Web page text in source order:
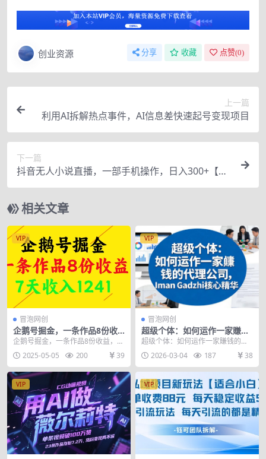
创业资源 分享 收藏 点赞(0)
上一篇
利用AI拆解热点事件，AI信息差快速起号变现项目
下一篇
抖音无人小说直播，一部手机操作，日入300+【揭
秘】
相关文章
VIP
冒泡网创
企鹅号掘金，一条作品8份收
益，7天收入1241
企鹅号掘金，一条作品8份收益，7
天收入1241 很多人不知道企鹅号是
什么?以为是...
2025-05-05 200 39
VIP
冒泡网创
超级个体：如何运作一家賺钱
的代理公司，Iman Gadzhi核
心精华（双语字幕）
超级个体：如何运作一家賺钱的代
理公司，Iman Gadzhi核心精华
（双语字幕）...
2026-03-04 187 38
VIP VIP